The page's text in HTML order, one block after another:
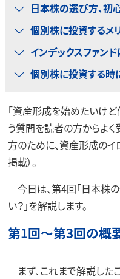
日本株の選び方、初
個別株に投資するメ
インデックスファン
個別株に投資する時
「資産形成を始めたいけ
う質問を読者の方からよく
方のために、資産形成の
掲載）。
今日は、第4回「日本株
い？」を解説します。
第1回～第3回の概
まず、これまで解説した